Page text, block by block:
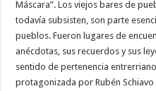
Máscara”. Los viejos bares de
todavía subsisten, son parte
pueblos. Fueron lugares de
anécdotas, sus recuerdos y sus
sentido de pertenencia
protagonizada por Rubén